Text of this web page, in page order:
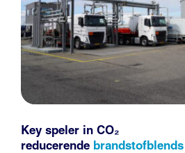
Key speler in CO₂
reducerende brandstofblends